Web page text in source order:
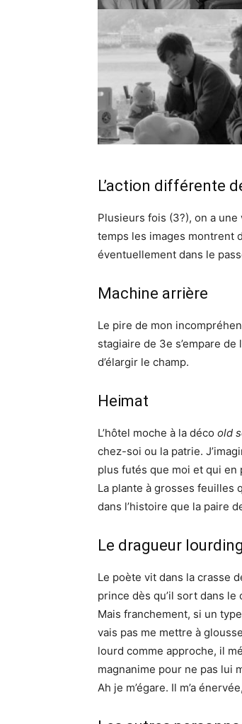
L’action différente
Plusieurs fois (3?), on a
temps les images montrent
éventuellement dans le
Machine arrière
Le pire de mon
stagiaire de 3e s’empare
d’élargir le champ.
Heimat
L’hôtel moche à la déco old
chez-soi ou la patrie.
plus futés que moi et qui
La plante à grosses feuilles
dans l’histoire que la paire
Le dragueur
Le poète vit dans la crasse
prince dès qu’il sort dans le
Mais franchement, si un
vais pas me mettre à
lourd comme approche, il
magnanime pour ne pas lui
Ah je m’égare. Il m’a